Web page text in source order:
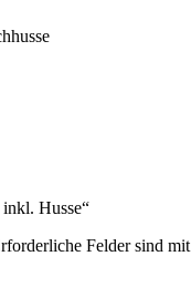
Husse“
Felder sind mit